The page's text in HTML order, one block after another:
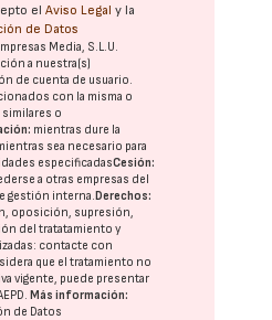
elAviso Legal y la
de Datos
Media, S.L.U.
a nuestra(s)
de cuenta de usuario.
con la misma o
o
mientras dure la
sea necesario para
especificadasCesión:
a otras empresas del
gestión interna.Derechos:
oposición, supresión,
del tratatamiento y
contacte con
que el tratamiento no
vigente, puede presentar
.Más información:
de Datos